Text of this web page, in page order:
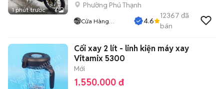
1 phút trước 6
Phường Phú Thạnh
Cửa Hàng
4.6
12367 đã
bán
Cối xay 2 lít - linh kiện máy xay
Vitamix 5300
Mới
1.550.000 đ